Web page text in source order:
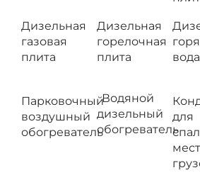
Дизельная
газовая
плита
Дизельная
горелочная
плита
вода
Парковочный
воздушный
обогреватель
Водяной
дизельный
обогреватель
для
мест